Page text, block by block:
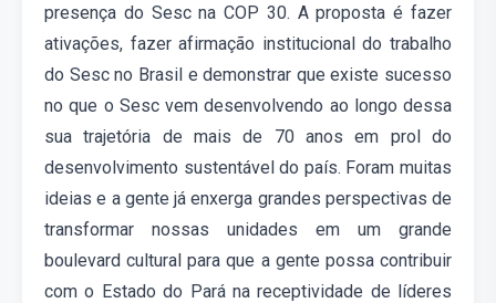
presença do Sesc na COP 30. A proposta é fazer
ativações, fazer afirmação institucional do trabalho
do Sesc no Brasil e demonstrar que existe sucesso
no que o Sesc vem desenvolvendo ao longo dessa
sua trajetória de mais de 70 anos em prol do
desenvolvimento sustentável do país. Foram muitas
ideias e a gente já enxerga grandes perspectivas de
transformar nossas unidades em um grande
boulevard cultural para que a gente possa contribuir
com o Estado do Pará na receptividade de líderes